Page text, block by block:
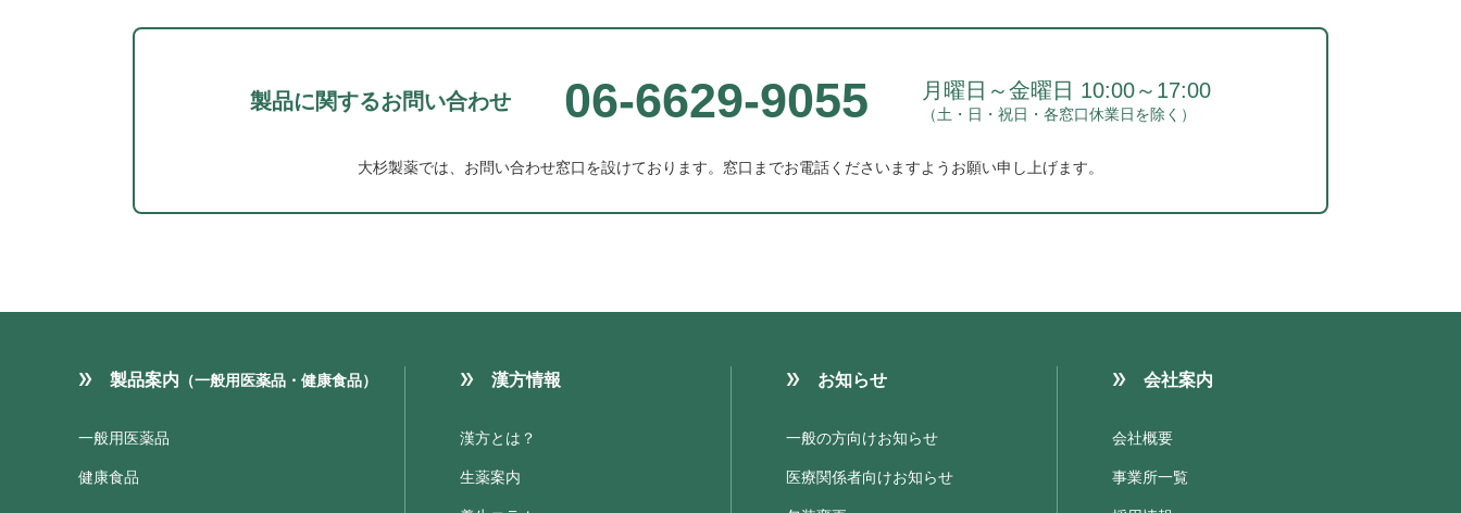
製品に関するお問い合わせ 06-6629-9055 月曜日～金曜日 10:00～17:00
（土・日・祝日・各窓口休業日を除く）
大杉製薬では、お問い合わせ窓口を設けております。 窓口までお電話くださいますようお願い申し上げます。
製品案内 （一般用医薬品・健康食品）
一般用医薬品
健康食品
漢方情報
漢方とは？
生薬案内
お知らせ
一般の方向けお知らせ
医療関係者向けお知らせ
会社案内
会社概要
事業所一覧